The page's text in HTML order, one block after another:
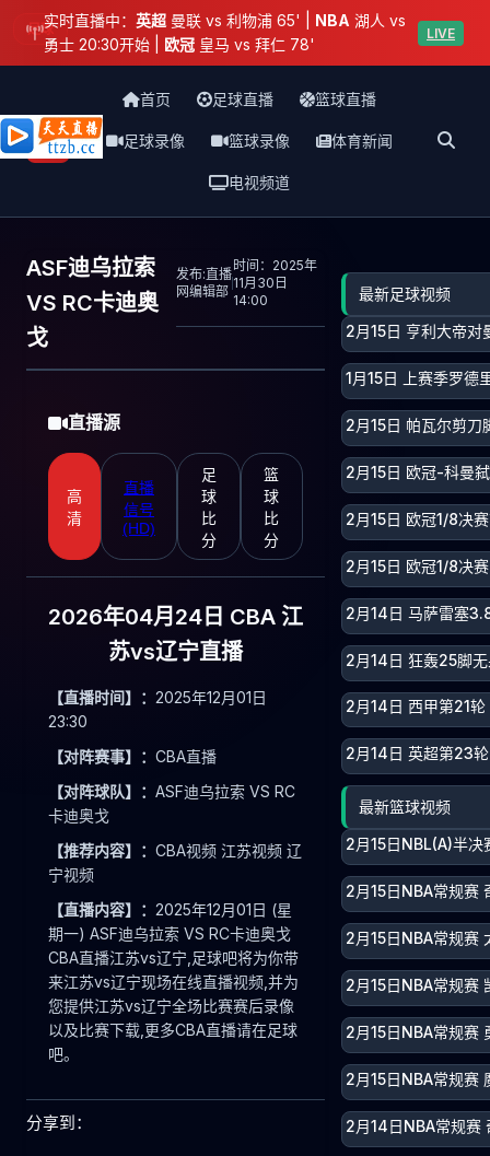
实时直播中： 英超 曼联 vs 利物浦 65' | NBA 湖人 vs
勇士 20:30开始 | 欧冠 皇马 vs 拜仁 78'
LIVE
天天直播网
首页 足球直播 篮球直播
足球录像 篮球录像 体育新闻
电视频道
ASF迪乌拉索
VS RC卡迪奥
戈
发布:直播
网编辑部
时间：2025年
11月30日
14:00
足球
直播源
高
清
直播
信号
(HD)
足
球
比
分
篮
球
比
分
2026年04月24日 CBA 江
苏vs辽宁直播
【直播时间】： 2025年12月01日
23:30
【对阵赛事】： CBA直播
【对阵球队】： ASF迪乌拉索 VS RC
卡迪奥戈
【推荐内容】： CBA视频 江苏视频 辽
宁视频
【直播内容】： 2025年12月01日 (星
期一) ASF迪乌拉索 VS RC卡迪奥戈
CBA直播江苏vs辽宁,足球吧将为你带
来江苏vs辽宁现场在线直播视频,并为
您提供江苏vs辽宁全场比赛赛后录像
以及比赛下载,更多CBA直播请在足球
吧。
分享到：
最新足球视频
2月15日 亨利大帝对
1月15日 上赛季罗德
2月15日 帕瓦尔剪刀
2月15日 欧冠-科曼
2月15日 欧冠1/8决
2月15日 欧冠1/8决
2月14日 马萨雷塞
2月14日 狂轰25脚
2月14日 西甲第21
2月14日 英超第23
最新篮球视频
2月15日NBL(A)半
2月15日NBA常规赛
2月15日NBA常规赛
2月15日NBA常规赛
2月15日NBA常规赛
2月15日NBA常规赛
2月14日NBA常规赛